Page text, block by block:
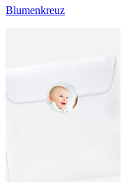
Blumenkreuz